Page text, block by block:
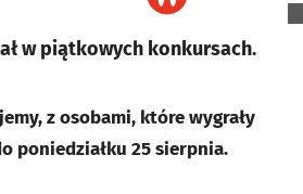
w piątkowych konkursach.
z osobami, które wygrały
poniedziałku 25 sierpnia.